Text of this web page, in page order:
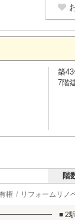
築43
7階
階
権 リフォームリノ
■ 2駅2路